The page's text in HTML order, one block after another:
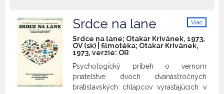
podľa plánu až do chvíle, keď sa im
postaví do cesty osud. Julien, v snahe
odstrániť zabudnutý usvedčujúci dôkaz z
miesta činu, ostane uväznený v kabínke
výťahu… Dlhometrážny debut Louisa
Malla stavia na pôsobivej atmosfére
utváranej krásnymi obrazmi Paríža,
Viac
Srdce na lane
Srdce na lane; Otakar Krivánek, 1973,
OV (sk) | filmotéka; Otakar Krivánek,
1973, verzie: OR
Psychologický príbeh o vernom
priateľstve dvoch dvanásťročných
bratislavských chlapcov vyrastajúcich v